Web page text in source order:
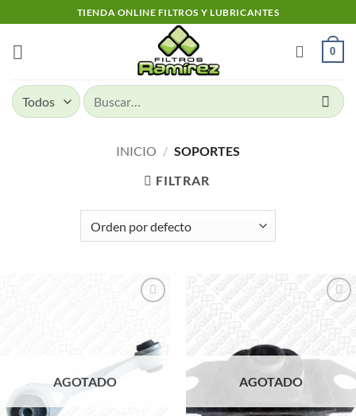
to
content
TIENDA ONLINE FILTROS Y LUBRICANTES
0
Buscar
por:
INICIO / SOPORTES
FILTRAR
AGOTADO
Add to
AGOTADO